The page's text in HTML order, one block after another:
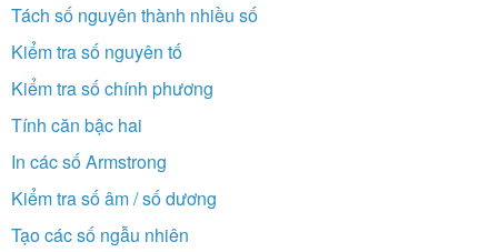
Tách số nguyên thành nhiều số
Kiểm tra số nguyên tố
Kiểm tra số chính phương
Tính căn bậc hai
In các số Armstrong
Kiểm tra số âm / số dương
Tạo các số ngẫu nhiên